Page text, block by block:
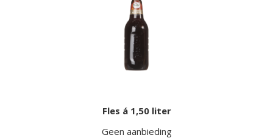
Fles á 1,50 liter
Geen aanbieding